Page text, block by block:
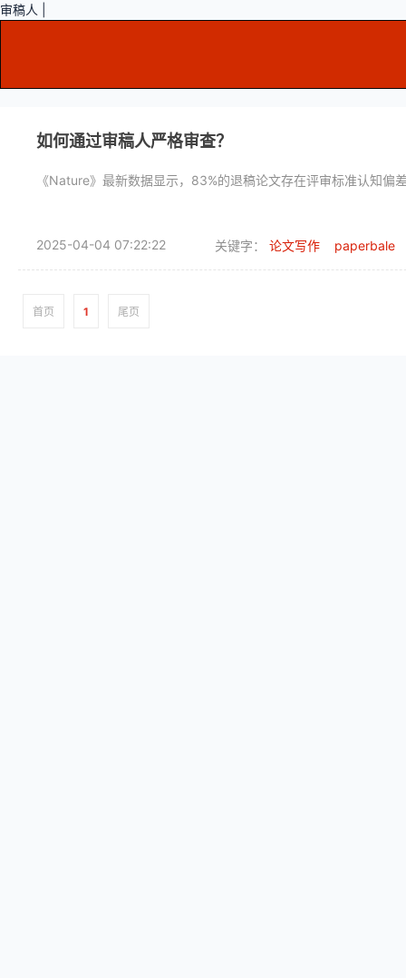
审稿人 |
如何通过审稿人严格审查？
《Nature》最新数据显示，83%的退稿论文存在评审标准认知
2025-04-04 07:22:22 关键字： 论文写作 paperbale
首页 1 尾页